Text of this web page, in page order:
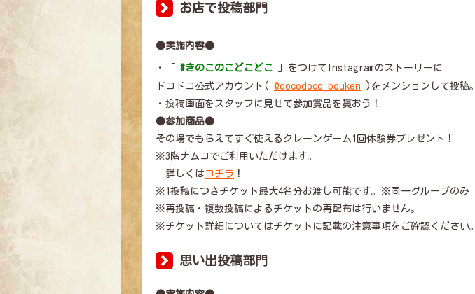
お店で投稿部門
●実施内容●
・「 #きのこのこどこどこ
」をつけてInstagramのストーリーに
ドコドコ公式アカウント( @docodoco_bouken )をメンションして投稿。
・投稿画面をスタッフに見せて参加賞品を貰おう！
●参加商品●
その場でもらえてすぐ使えるクレーンゲーム1回体験券プレゼント！
※3階ナムコでご利用いただけます。
詳しくは コチラ ！
※1投稿につきチケット最大4名分お渡し可能です。※同一グループのみ
※再投稿・複数投稿によるチケットの再配布は行いません。
※チケット詳細についてはチケットに記載の注意事項をご確認ください。
思い出投稿部門